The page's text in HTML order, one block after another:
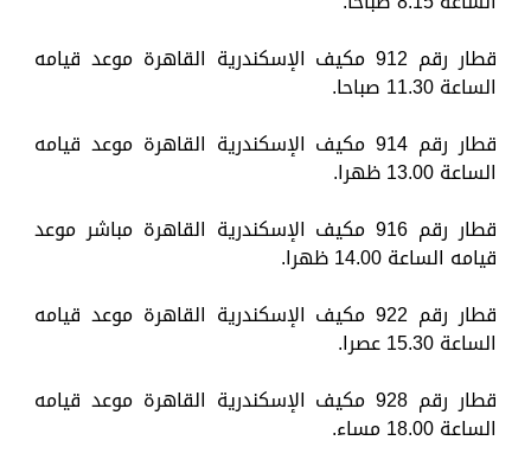
قطار رقم 912 مكيف الإسكندرية القاهرة موعد قيامه
الساعة 11.30 صباحا.
قطار رقم 914 مكيف الإسكندرية القاهرة موعد قيامه
الساعة 13.00 ظهرا.
قطار رقم 916 مكيف الإسكندرية القاهرة مباشر موعد
قيامه الساعة 14.00 ظهرا.
قطار رقم 922 مكيف الإسكندرية القاهرة موعد قيامه
الساعة 15.30 عصرا.
قطار رقم 928 مكيف الإسكندرية القاهرة موعد قيامه
الساعة 18.00 مساء.